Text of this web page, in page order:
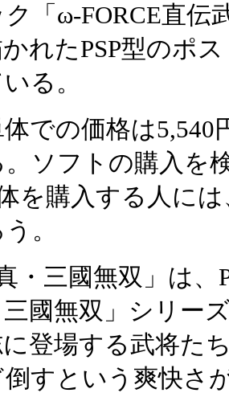
「ω-FORCE直伝
れたPSP型のポ
る。
での価格は5,540
ソフトの購入を
を購入する人に
。
・三國無双」は、
國無双」シリー
登場する武将た
すという爽快さ